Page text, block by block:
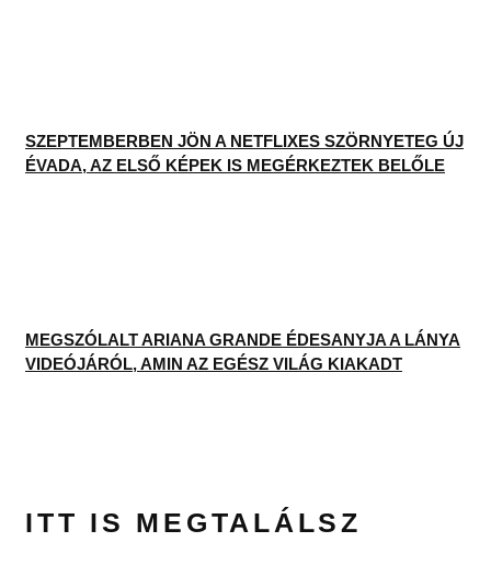
SZEPTEMBERBEN JÖN A NETFLIXES SZÖRNYETEG ÚJ
ÉVADA, AZ ELSŐ KÉPEK IS MEGÉRKEZTEK BELŐLE
MEGSZÓLALT ARIANA GRANDE ÉDESANYJA A LÁNYA
VIDEÓJÁRÓL, AMIN AZ EGÉSZ VILÁG KIAKADT
ITT IS MEGTALÁLSZ